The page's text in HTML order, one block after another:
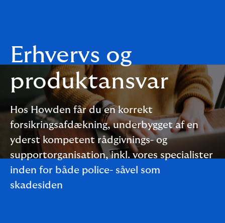
Erhvervs og
produktansvar
Hos Howden får du en korrekt
forsikringsafdækning, underbygget af en
yderst kompetent rådgivnings- og
supportorganisation, inkl. vores specialister
inden for både police- såvel som
skadesiden